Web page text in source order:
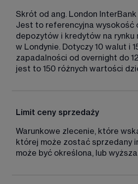
Skrót od ang. London
Jest to referencyjna wysokość
depozytów i kredytów na rynku
w Londynie. Dotyczy 10 walut i
zapadalności od overnight do
jest to 150 różnych wartości
Limit ceny sprzedaży
Warunkowe zlecenie, które
której może zostać sprzedany
może być określona, lub wyższa.